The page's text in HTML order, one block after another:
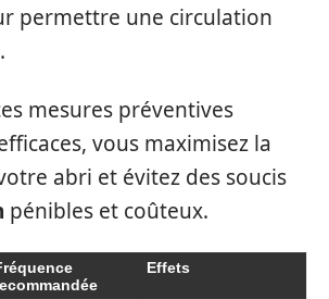
permettre une circulation
mesures préventives
vous maximisez la
abri et évitez des soucis
pénibles et coûteux.
Effets